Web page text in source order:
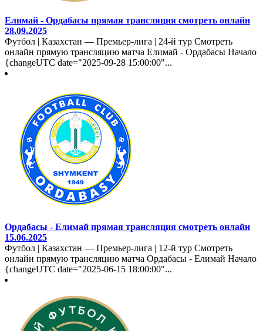
Елимай - Ордабасы прямая трансляция смотреть онлайн
28.09.2025
Футбол | Казахстан — Премьер-лига | 24-й тур Смотреть
онлайн прямую трансляцию матча Елимай - Ордабасы Начало
{changeUTC date="2025-09-28 15:00:00"...
Ордабасы - Елимай прямая трансляция смотреть онлайн
15.06.2025
Футбол | Казахстан — Премьер-лига | 12-й тур Смотреть
онлайн прямую трансляцию матча Ордабасы - Елимай Начало
{changeUTC date="2025-06-15 18:00:00"...